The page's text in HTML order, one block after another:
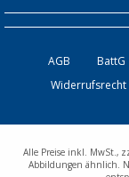
Bestellstatus
Kontakt
AGB BattG
Widerrufsrecht
Alle Preise inkl. MwSt.,
Abbildungen ähnlich.